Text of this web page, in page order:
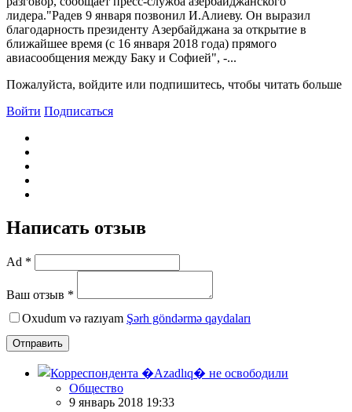
лидера."Радев 9 января позвонил И.Алиеву. Он выразил
благодарность президенту Азербайджана за открытие в
ближайшее время (с 16 января 2018 года) прямого
авиасообщения между Баку и Софией", -...
Пожалуйста, войдите или подпишитесь, чтобы читать больше
Войти Подписаться
Написать отзыв
Ad *
Ваш отзыв *
Oxudum və razıyam Şərh göndərmə qaydaları
Отправить
Общество
9 январь 2018 19:33